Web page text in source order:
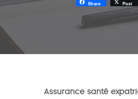
Share Post
Assurance santé